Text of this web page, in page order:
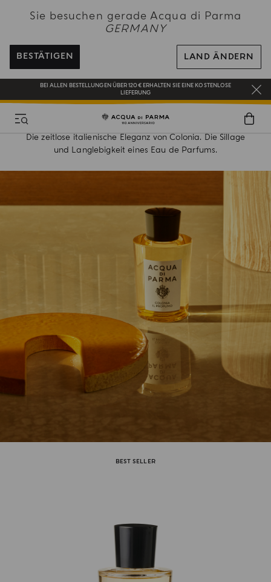
Sie besuchen gerade Acqua di Parma
GERMANY
BESTÄTIGEN LAND ÄNDERN
EIN GESCHENK FÜR SIE AUF ALLE BESTELLUNGEN ÜBER 180€
NEW IN: BERGAMOTTO LA SPUGNATURA
BEI ALLEN BESTELLUNGEN ÜBER 120€ ERHALTEN SIE EINE KOSTENLOSE
LIEFERUNG
NEW IN:BERGAMOTTO LA SPUGNATURA
HERITAGE REFINED
COLONIA IL PROFUMO
Die zeitlose italienische Eleganz von Colonia. Die Sillage
und Langlebigkeit eines Eau de Parfums.
BEST SELLER